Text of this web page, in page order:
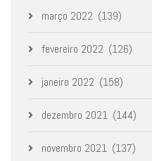
março 2022 (139)
fevereiro 2022 (126)
janeiro 2022 (158)
dezembro 2021 (144)
novembro 2021 (137)